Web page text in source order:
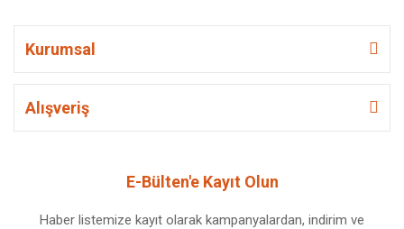
Kurumsal
Alışveriş
E-Bülten'e Kayıt Olun
Haber listemize kayıt olarak kampanyalardan, indirim ve